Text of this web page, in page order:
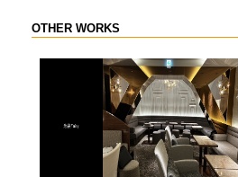
OTHER WORKS